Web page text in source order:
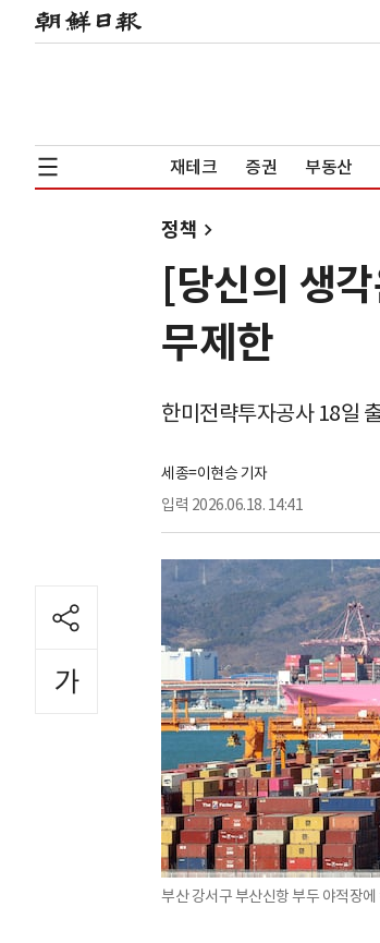
재테크 증권 부동산
정책
[당신의 생
무제한
한미전략투자공사 18일
세종=이현승 기자
입력 2026.06.18. 14:41
부산 강서구 부산신항 부두 야적장